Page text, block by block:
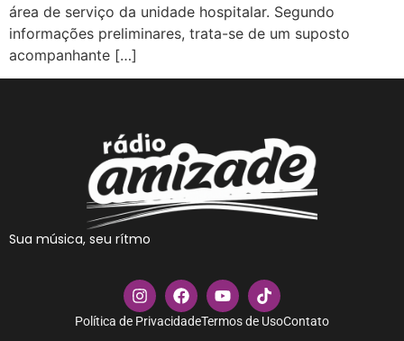
área de serviço da unidade hospitalar. Segundo
informações preliminares, trata-se de um suposto
acompanhante […]
Sua música, seu rítmo
Política de PrivacidadeTermos de UsoContato